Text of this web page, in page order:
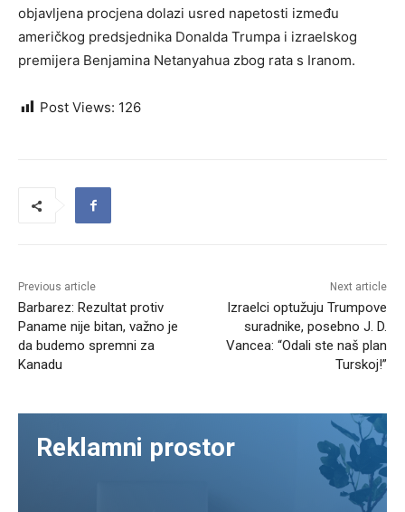
objavljena procjena dolazi usred napetosti između
američkog predsjednika Donalda Trumpa i izraelskog
premijera Benjamina Netanyahua zbog rata s Iranom.
Post Views: 126
Previous article
Barbarez: Rezultat protiv
Paname nije bitan, važno je
da budemo spremni za
Kanadu
Next article
Izraelci optužuju Trumpove
suradnike, posebno J. D.
Vancea: “Odali ste naš plan
Turskoj!”
Reklamni prostor